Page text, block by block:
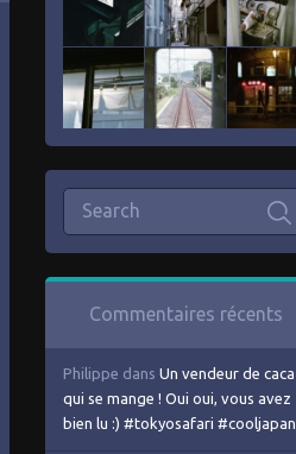
Commentaires récents
Philippe dans Un vendeur de caca
qui se mange ! Oui oui, vous avez
bien lu :) #tokyosafari #cooljapan